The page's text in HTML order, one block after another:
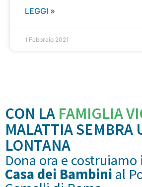
LEGGI »
1 Febbraio 2021
CON LA FAMIGLIA
MALATTIA SEMBRA
LONTANA
Dona ora e costruiamo
Casa dei Bambini al